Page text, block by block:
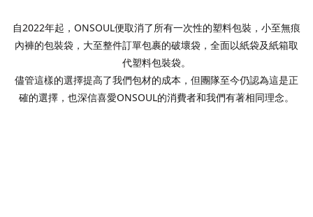
自2022年起，ONSOUL便取消了所有一次性的塑料包裝，小至無痕
內褲的包裝袋，大至整件訂單包裹的破壞袋，全面以紙袋及紙箱取
代塑料包裝袋。
儘管這樣的選擇提高了我們包材的成本，但團隊至今仍認為這是正
確的選擇，也深信喜愛ONSOUL的消費者和我們有著相同理念。